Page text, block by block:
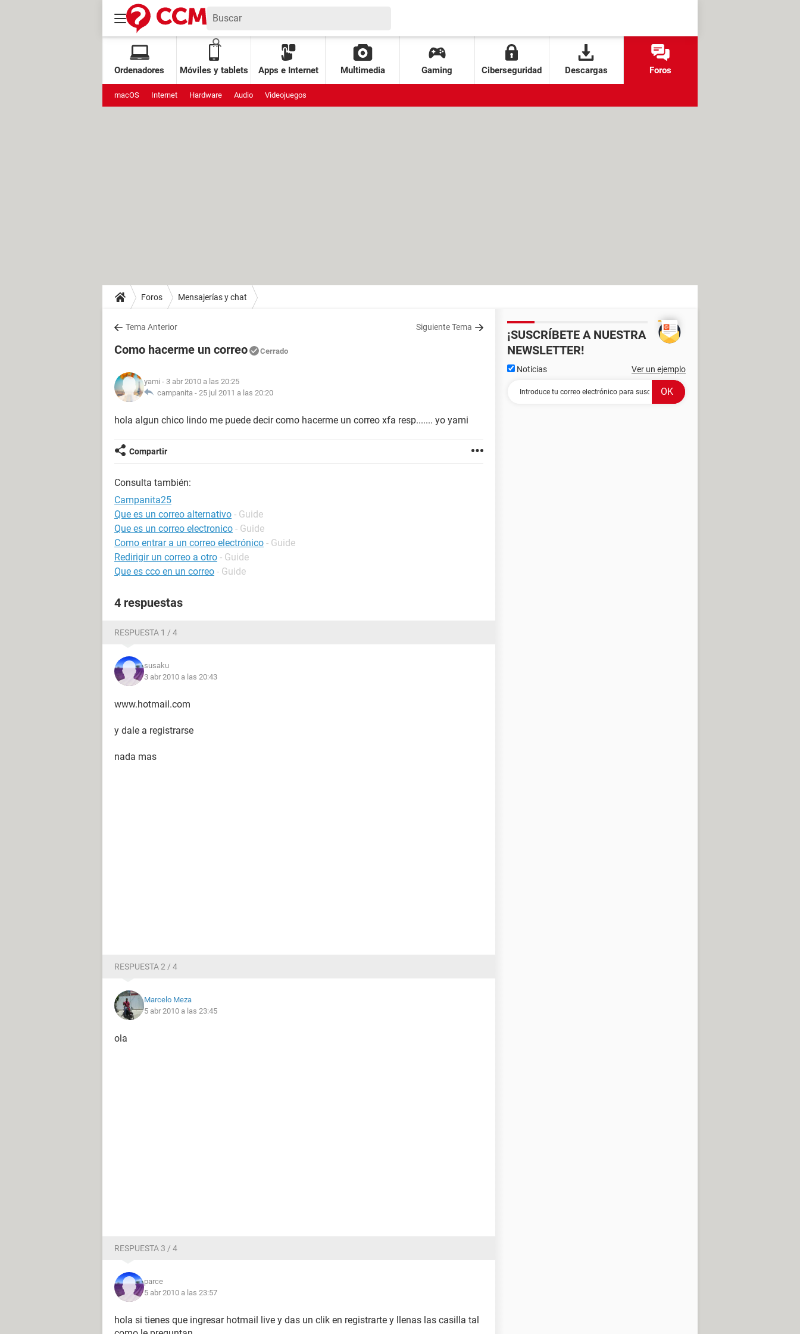
Ordenadores Móviles y tablets Apps e Internet Multimedia Gaming Ciberseguridad Descargas Foros
macOS Internet Hardware Audio Videojuegos
Foros Mensajerías y chat
Tema Anterior Siguiente Tema
Como hacerme un correo Cerrado
yami - 3 abr 2010 a las 20:25
campanita - 25 jul 2011 a las 20:20
hola algun chico lindo me puede decir como hacerme un correo xfa resp....... yo yami
Compartir
Consulta también:
Campanita25
Que es un correo alternativo - Guide
Que es un correo electronico - Guide
Como entrar a un correo electrónico - Guide
Redirigir un correo a otro - Guide
Que es cco en un correo - Guide
4 respuestas
RESPUESTA 1 / 4
susaku
3 abr 2010 a las 20:43
www.hotmail.com
y dale a registrarse
nada mas
RESPUESTA 2 / 4
Marcelo Meza
5 abr 2010 a las 23:45
ola
RESPUESTA 3 / 4
parce
5 abr 2010 a las 23:57
hola si tienes que ingresar hotmail live y das un clik en registrarte y llenas las casilla tal
¡SUSCRÍBETE A NUESTRA
NEWSLETTER!
Noticias Ver un ejemplo